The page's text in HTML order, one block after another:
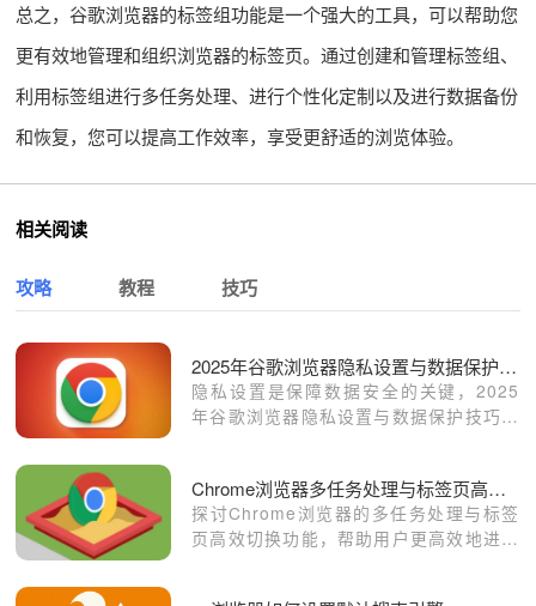
总之，谷歌浏览器的标签组功能是一个强大的工具，可以帮助您
更有效地管理和组织浏览器的标签页。通过创建和管理标签组、
利用标签组进行多任务处理、进行个性化定制以及进行数据备份
和恢复，您可以提高工作效率，享受更舒适的浏览体验。
相关阅读
攻略 教程 技巧
2025年谷歌浏览器隐私设置与数据保护技巧
隐私设置是保障数据安全的关键，2025
年谷歌浏览器隐私设置与数据保护技巧，
Chrome浏览器多任务处理与标签页高效切换
探讨Chrome浏览器的多任务处理与标签
页高效切换功能，帮助用户更高效地进行